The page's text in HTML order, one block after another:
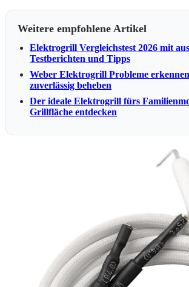
Weitere empfohlene Artikel
Elektrogrill Vergleichstest 2026 mit
Testberichten und Tipps
Weber Elektrogrill Probleme
zuverlässig beheben
Der ideale Elektrogrill fürs
Grillfläche entdecken